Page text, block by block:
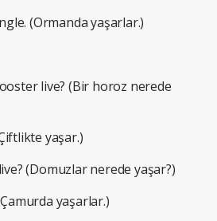
(Ormanda yaşarlar.)
live? (Bir horoz nerede
yaşar.)
(Domuzlar nerede yaşar?)
yaşarlar.)